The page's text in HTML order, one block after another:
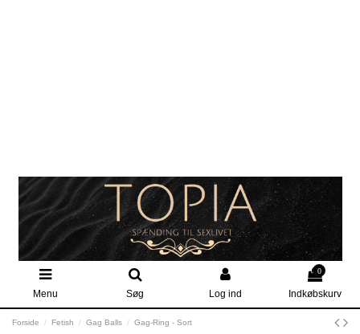
Menu Søg Log ind
0
Indkøbskurv
Forside Fetish Gag Balls Gag-Ring - Sort